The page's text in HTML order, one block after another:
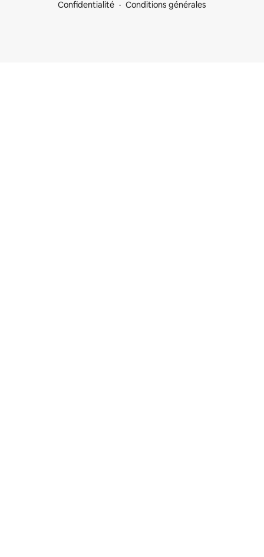
Confidentialité Conditions générales